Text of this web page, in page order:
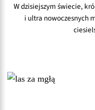
W dzisiejszym świecie,
i ultra nowoczesnych